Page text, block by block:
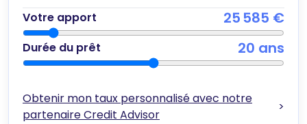
Votre apport 25 585 €
Durée du prêt 20 ans
Obtenir mon taux personnalisé avec notre
partenaire Credit Advisor
>